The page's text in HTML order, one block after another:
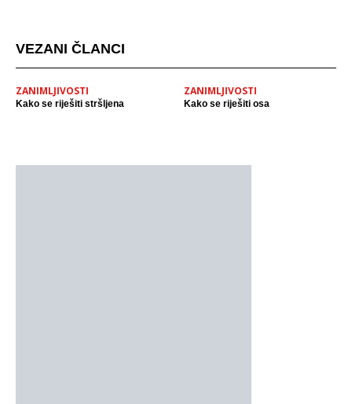
VEZANI ČLANCI
ZANIMLJIVOSTI
Kako se riješiti stršljena
ZANIMLJIVOSTI
Kako se riješiti osa